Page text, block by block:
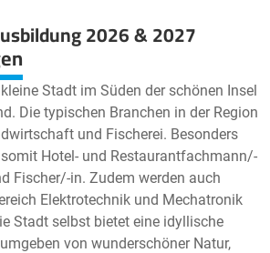
2026 & 2027
Leaflet| ©OpenStreetMap2
Stadt im Süden der schönen Insel
Die typischen Branchen in der Region
und Fischerei. Besonders
Hotel- und Restaurantfachmann/-
Fischer/-in. Zudem werden auch
Elektrotechnik und Mechatronik
Stadt selbst bietet eine idyllische
von wunderschöner Natur,